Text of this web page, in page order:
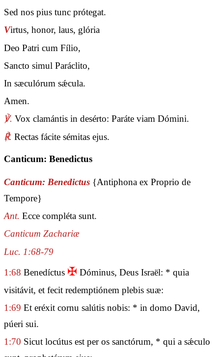
Sed nos pius tunc prótegat.
Virtus, honor, laus, glória
Deo Patri cum Fílio,
Sancto simul Paráclito,
In sæculórum sǽcula.
Amen.
℣. Vox clamántis in desérto: Paráte viam Dómini.
℟. Rectas fácite sémitas ejus.
Canticum: Benedictus
Canticum: Benedictus {Antiphona ex Proprio de
Tempore}
Ant. Ecce compléta sunt.
Canticum Zachariæ
Luc. 1:68-79
1:68 Benedíctus ✠ Dóminus, Deus Israël: * quia
visitávit, et fecit redemptiónem plebis suæ:
1:69 Et eréxit cornu salútis nobis: * in domo David,
púeri sui.
1:70 Sicut locútus est per os sanctórum, * qui a sǽculo